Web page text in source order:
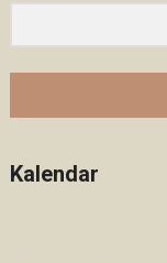
Kalendar